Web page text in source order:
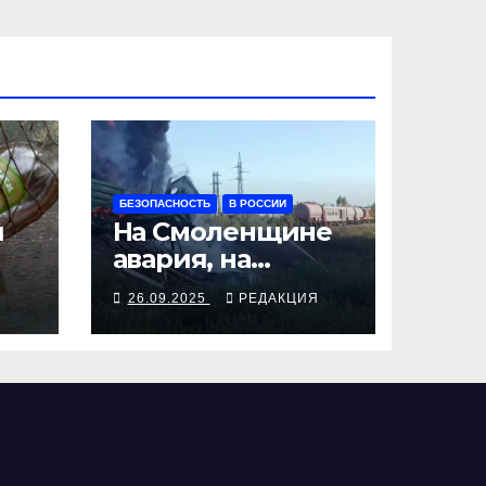
БЕЗОПАСНОСТЬ В РОССИИ
На Смоленщине
авария, на
Псковщине
взрыв
26.09.2025 РЕДАКЦИЯ